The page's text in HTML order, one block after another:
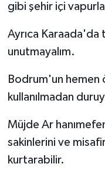
gibi şehir içi
Ayrıca Karaada'da
unutmayalım.
Bodrum'un hemen
kullanılmadan
Müjde Ar
sakinlerini ve
kurtarabilir.